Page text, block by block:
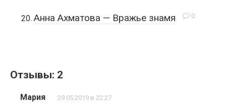
0
Анна Ахматова — Вражье знамя
Отзывы: 2
Мария 29.05.2019 в 22:27